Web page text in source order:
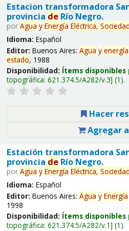
Estacion transformadora
provincia deRío Negro.
por Agua y Energía Eléctrica, Sociedad
Idioma: Español
Editor: Buenos Aires: Agua y energía
estado, 1988
Disponibilidad: Ítems
topográfica: 621.374.5/A282/v.3 (1).
Hacer
Agregar
Estación transformadora
provincia deRío Negro.
por Agua y Energía Eléctrica, Sociedad
Idioma: Español
Editor: Buenos Aires: Agua y Energía
1998
Disponibilidad: Ítems
topográfica: 621.374.5/A282/v.1 (1).